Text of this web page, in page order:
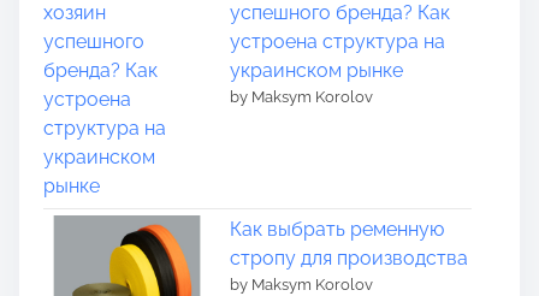
успешного бренда? Как
устроена структура на
украинском рынке
by Maksym Korolov
Как выбрать ременную
стропу для производства
by Maksym Korolov